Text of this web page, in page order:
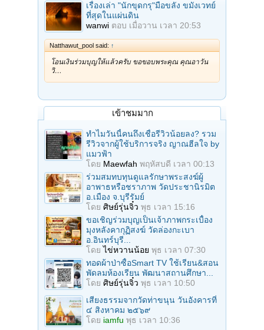
เรื่องเล่า "นักขุดกรุ"มือขลัง ขมังเวทย์
ที่สุดในแผ่นดิน
wanwi ตอบ เมื่อวาน เวลา 20:53
Natthawut_pool said: ↑
โอนเงินร่วมบุญให้แล้วครับ ขอขอบพระคุณ คุณอาวัน
วิ…
เข้าชมมาก
ทำไมวันนี้คนถึงเชื่อรีวิวน้อยลง? รวม
รีวิวจากผู้ใช้บริการจริง ญาณฮีลใจ by
แมวฟ้า
โดย Maewfah พฤหัสบดี เวลา 00:13
ร่วมสมทบทุนดูแลรักษาพระสงฆ์ผู้
อาพาธหรือชราภาพ วัดประชานิรมิต
อ.เมือง จ.บุรีรัมย์
โดย ศิษย์รุ่นจิ๋ว พุธ เวลา 15:16
ขอเชิญร่วมบุญเป็นเจ้าภาพกระเบื้อง
มุงหลังคากุฏิสงฆ์ วัดล่องกะเบา
อ.อินทร์บุรี...
โดยไข่หวานน้อย พุธ เวลา 07:30
ทอดผ้าป่าซื้อSmart TV ใช้เรียน&สอน
พัดลมห้องเรียน พัฒนาสถานศึกษา...
โดย ศิษย์รุ่นจิ๋ว พุธ เวลา 10:50
เสียงธรรมจากวัดท่าขนุน วันอังคารที่
๔ สิงหาคม ๒๕๖๙
โดย iamfu พุธ เวลา 10:36